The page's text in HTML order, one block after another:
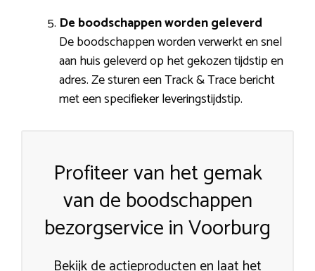
De boodschappen worden geleverd
De boodschappen worden verwerkt en snel
aan huis geleverd op het gekozen tijdstip en
adres. Ze sturen een Track & Trace bericht
met een specifieker leveringstijdstip.
Profiteer van het gemak
van de boodschappen
bezorgservice in Voorburg
Bekijk de actieproducten en laat het